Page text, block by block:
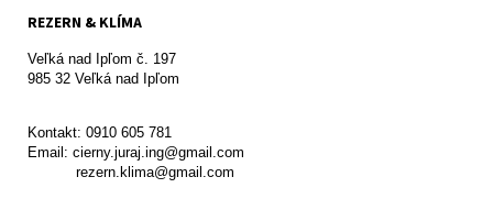
REZERN & KLÍMA
Veľká nad Ipľom č. 197
985 32 Veľká nad Ipľom
Kontakt: 0910 605 781
Email: cierny.juraj.ing@gmail.com
           rezern.klima@gmail.com